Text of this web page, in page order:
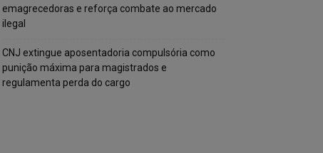
emagrecedoras e reforça combate ao mercado
ilegal
CNJ extingue aposentadoria compulsória como
punição máxima para magistrados e
regulamenta perda do cargo